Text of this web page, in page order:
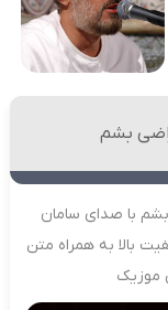
بشم
بشم با صدای سامان
بالا به همراه متن
موزیک